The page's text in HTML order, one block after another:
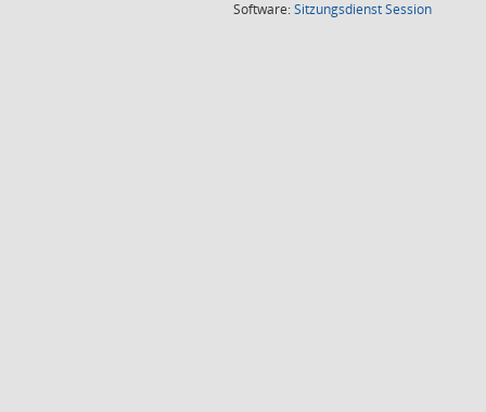
Software:SitzungsdienstSession(Wird in